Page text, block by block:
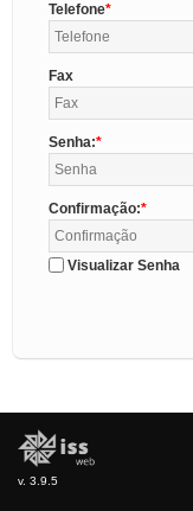
Telefone
Fax
Senha:
Confirmação:
Visualizar Senha
v. 3.9.5